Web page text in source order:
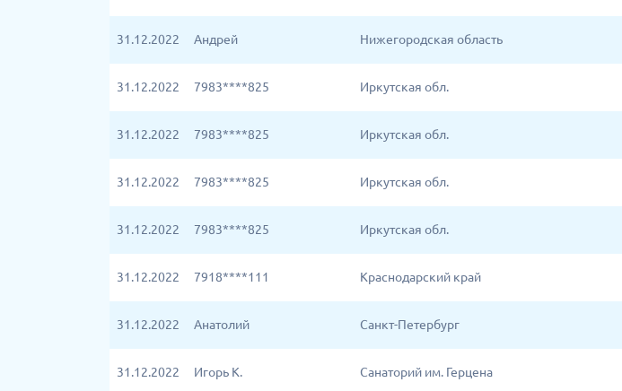
31.12.2022 Андрей Нижегородская область
31.12.2022 7983****825 Иркутская обл.
31.12.2022 7983****825 Иркутская обл.
31.12.2022 7983****825 Иркутская обл.
31.12.2022 7983****825 Иркутская обл.
31.12.2022 7918****111 Краснодарский край
31.12.2022 Анатолий Санкт-Петербург
31.12.2022 Игорь К. Санаторий им. Герцена